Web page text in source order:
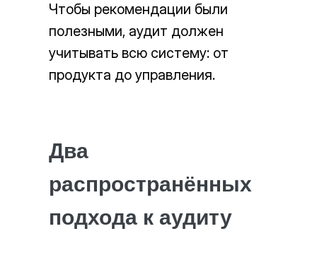
Два
распространённых
подхода к аудиту
Чтобы рекомендации были
полезными, аудит должен
учитывать всю систему: от
продукта до управления.